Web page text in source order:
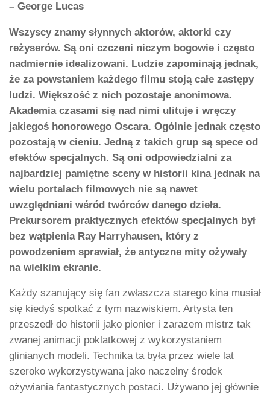
– George Lucas
Wszyscy znamy słynnych aktorów, aktorki czy
reżyserów. Są oni czczeni niczym bogowie i często
nadmiernie idealizowani. Ludzie zapominają jednak,
że za powstaniem każdego filmu stoją całe zastępy
ludzi. Większość z nich pozostaje anonimowa.
Akademia czasami się nad nimi ulituje i wręczy
jakiegoś honorowego Oscara. Ogólnie jednak często
pozostają w cieniu. Jedną z takich grup są spece od
efektów specjalnych. Są oni odpowiedzialni za
najbardziej pamiętne sceny w historii kina jednak na
wielu portalach filmowych nie są nawet
uwzględniani wśród twórców danego dzieła.
Prekursorem praktycznych efektów specjalnych był
bez wątpienia Ray Harryhausen, który z
powodzeniem sprawiał, że antyczne mity ożywały
na wielkim ekranie.
Każdy szanujący się fan zwłaszcza starego kina musiał
się kiedyś spotkać z tym nazwiskiem. Artysta ten
przeszedł do historii jako pionier i zarazem mistrz tak
zwanej animacji poklatkowej z wykorzystaniem
glinianych modeli. Technika ta była przez wiele lat
szeroko wykorzystywana jako naczelny środek
ożywiania fantastycznych postaci. Używano jej głównie